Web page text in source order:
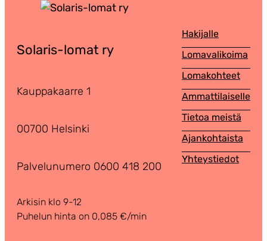
Solaris-lomat ry
Kauppakaarre 1
00700 Helsinki
Palvelunumero 0600 418 200
Arkisin klo 9-12
Puhelun hinta on 0,085 €/min
Hakijalle
Lomavalikoima
Lomakohteet
Ammattilaiselle
Tietoa meistä
Ajankohtaista
Yhteystiedot